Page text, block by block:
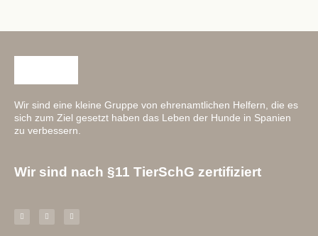
Wir sind eine kleine Gruppe von ehrenamtlichen Helfern, die es
sich zum Ziel gesetzt haben das Leben der Hunde in Spanien
zu verbessern.
Wir sind nach §11 TierSchG zertifiziert